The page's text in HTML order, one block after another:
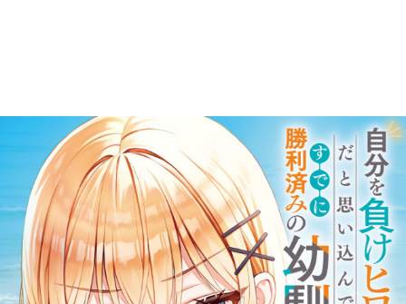
んでいるすでに勝利済みの幼馴
染２【立ち読み版】
桜木桜
目次
目次を表示します。
この作品について